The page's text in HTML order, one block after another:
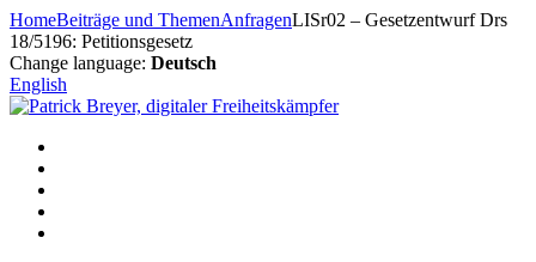
Zum
Inhalt
springen
HomeBeiträge und ThemenAnfragenLISr02 – Gesetzentwurf Drs
18/5196: Petitionsgesetz
Change language: Deutsch
English